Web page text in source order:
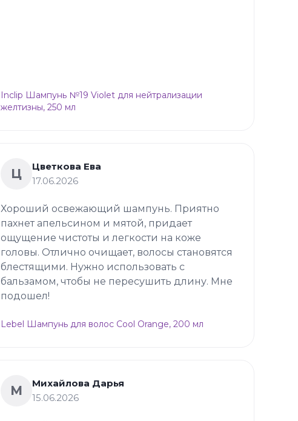
Inclip Шампунь №19 Violet для нейтрализации
желтизны, 250 мл
Ц
Цветкова Ева
17.06.2026
Хороший освежающий шампунь. Приятно
пахнет апельсином и мятой, придает
ощущение чистоты и легкости на коже
головы. Отлично очищает, волосы становятся
блестящими. Нужно использовать с
бальзамом, чтобы не пересушить длину. Мне
подошел!
Lebel Шампунь для волос Cool Orange, 200 мл
М
Михайлова Дарья
15.06.2026